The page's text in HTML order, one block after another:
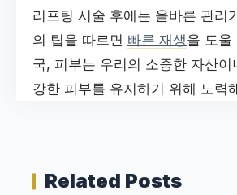
리프팅 시술 후에는 올바른 관리
의 팁을 따르면 빠른 재생을 도울
국, 피부는 우리의 소중한 자산이
강한 피부를 유지하기 위해 노력
Related Posts